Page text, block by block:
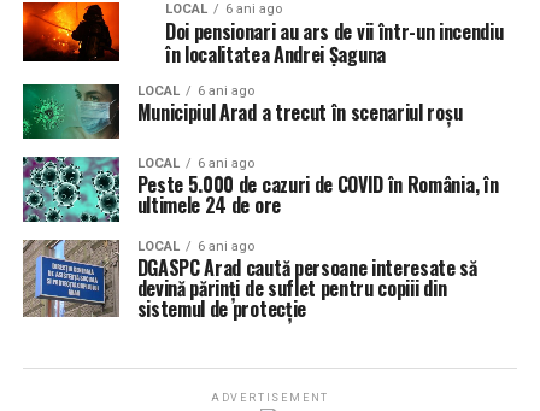
LOCAL 6 ani ago
Doi pensionari au ars de vii într-un incendiu
în localitatea Andrei Șaguna
LOCAL 6 ani ago
Municipiul Arad a trecut în scenariul roşu
LOCAL 6 ani ago
Peste 5.000 de cazuri de COVID în România, în
ultimele 24 de ore
LOCAL 6 ani ago
DGASPC Arad caută persoane interesate să
devină părinți de suflet pentru copiii din
sistemul de protecție
ADVERTISEMENT